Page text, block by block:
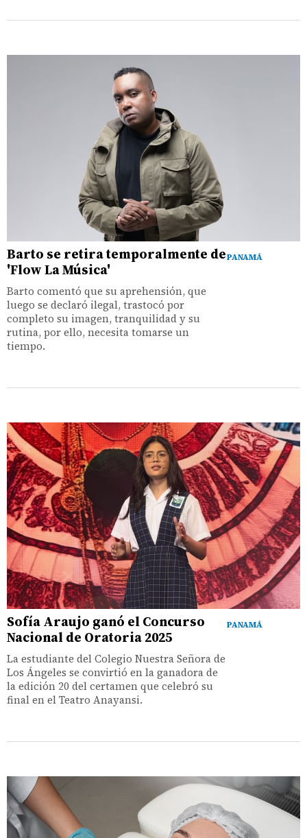
PANAMÁ
Barto se retira temporalmente de
'Flow La Música'
Barto comentó que su aprehensión, que
luego se declaró ilegal, trastocó por
completo su imagen, tranquilidad y su
rutina, por ello, necesita tomarse un
tiempo.
PANAMÁ
Sofía Araujo ganó el Concurso
Nacional de Oratoria 2025
La estudiante del Colegio Nuestra Señora de
Los Ángeles se convirtió en la ganadora de
la edición 20 del certamen que celebró su
final en el Teatro Anayansi.